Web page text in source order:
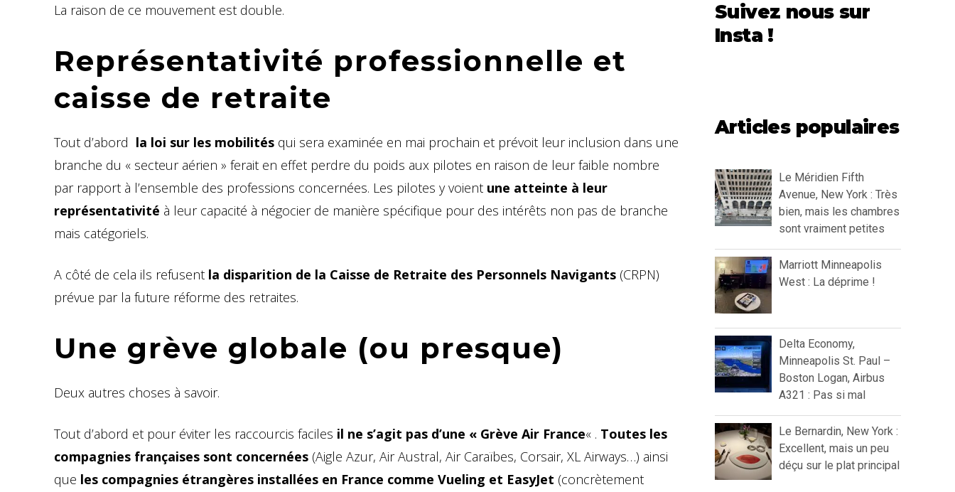
La raison de ce mouvement est double.
Représentativité professionnelle et
caisse de retraite
Tout d’abord la loi sur les mobilités qui sera examinée en mai prochain et prévoit leur inclusion dans une
branche du « secteur aérien » ferait en effet perdre du poids aux pilotes en raison de leur faible nombre
par rapport à l’ensemble des professions concernées. Les pilotes y voient une atteinte à leur
représentativité à leur capacité à négocier de manière spécifique pour des intérêts non pas de branche
mais catégoriels.
A côté de cela ils refusent la disparition de la Caisse de Retraite des Personnels Navigants (CRPN)
prévue par la future réforme des retraites.
Une grève globale (ou presque)
Deux autres choses à savoir.
Tout d’abord et pour éviter les raccourcis faciles il ne s’agit pas d’une « Grève Air France« . Toutes les
compagnies françaises sont concernées (Aigle Azur, Air Austral, Air Caraïbes, Corsair, XL Airways…) ainsi
que les compagnies étrangères installées en France comme Vueling et EasyJet (concrètement
Suivez nous sur
Insta !
Articles populaires
Le Méridien Fifth
Avenue, New York : Très
bien, mais les chambres
sont vraiment petites
Marriott Minneapolis
West : La déprime !
Delta Economy,
Minneapolis St. Paul –
Boston Logan, Airbus
A321 : Pas si mal
Le Bernardin, New York :
Excellent, mais un peu
déçu sur le plat principal